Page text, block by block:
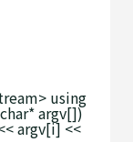
using
argv[])
argv[i] <<